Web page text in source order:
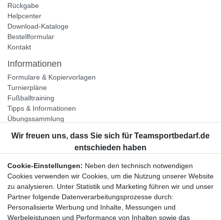
Rückgabe
Helpcenter
Download-Kataloge
Bestellformular
Kontakt
Informationen
Formulare & Kopiervorlagen
Turnierpläne
Fußballtraining
Tipps & Informationen
Übungssammlung
Unternehmen
Widerrufsrecht
Bestellung widerrufen
Datenschutzerklärung
AGB
Cookie-Einstellungen: Neben den technisch notwendigen
Cookies verwenden wir Cookies, um die Nutzung unserer Website
zu analysieren. Unter Statistik und Marketing führen wir und unser
Partner folgende Datenverarbeitungsprozesse durch:
Personalisierte Werbung und Inhalte, Messungen und
Werbeleistungen und Performance von Inhalten sowie das